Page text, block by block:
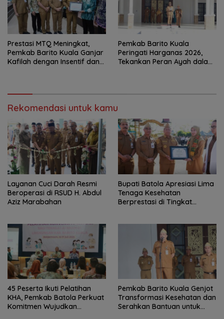
Prestasi MTQ Meningkat,
Pemkab Barito Kuala Ganjar
Kafilah dengan Insentif dan
Pemkab Barito Kuala
Peringati Harganas 2026,
Tekankan Peran Ayah dalam
Rekomendasi untuk kamu
Layanan Cuci Darah Resmi
Beroperasi di RSUD H. Abdul
Aziz Marabahan
Bupati Batola Apresiasi Lima
Tenaga Kesehatan
Berprestasi di Tingkat
45 Peserta Ikuti Pelatihan
KHA, Pemkab Batola Perkuat
Komitmen Wujudkan
Pemkab Barito Kuala Genjot
Transformasi Kesehatan dan
Serahkan Bantuan untuk